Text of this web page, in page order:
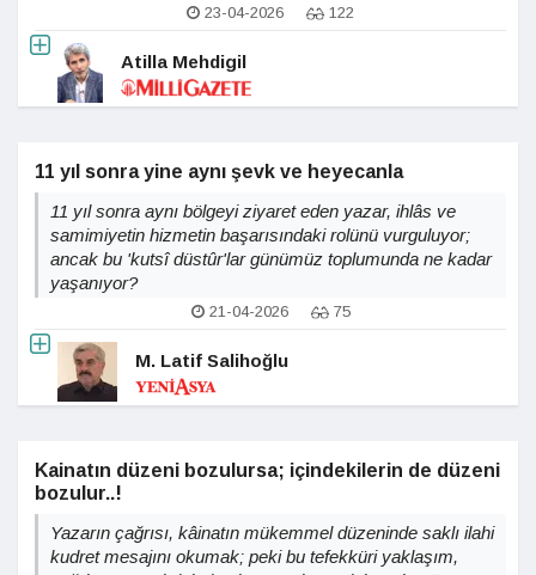
23-04-2026 122
Atilla Mehdigil
11 yıl sonra yine aynı şevk ve heyecanla
11 yıl sonra aynı bölgeyi ziyaret eden yazar, ihlâs ve
samimiyetin hizmetin başarısındaki rolünü vurguluyor;
ancak bu 'kutsî düstûr'lar günümüz toplumunda ne kadar
yaşanıyor?
21-04-2026 75
M. Latif Salihoğlu
Kainatın düzeni bozulursa; içindekilerin de düzeni
bozulur..!
Yazarın çağrısı, kâinatın mükemmel düzeninde saklı ilahi
kudret mesajını okumak; peki bu tefekküri yaklaşım,